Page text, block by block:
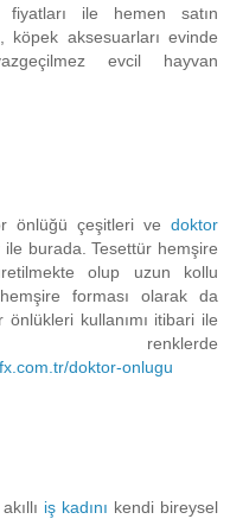
ile hemen satın
aksesuarları evinde
evcil hayvan
önlüğü çeşitleri ve doktor
burada. Tesettür hemşire
olup uzun kollu
forması olarak da
önlükleri kullanımı itibari ile
doktor-onlugu
iş kadını kendi bireysel